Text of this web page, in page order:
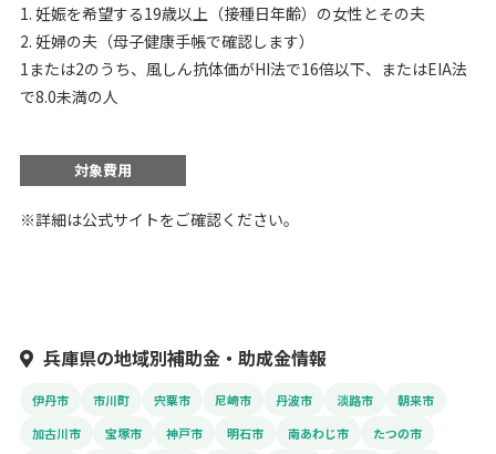
1. 妊娠を希望する19歳以上（接種日年齢）の女性とその夫
2. 妊婦の夫（母子健康手帳で確認します）
1または2のうち、風しん抗体価がHI法で16倍以下、またはEIA法
で8.0未満の人
対象費用
※詳細は公式サイトをご確認ください。
兵庫県の地域別補助金・助成金情報
伊丹市 市川町 宍粟市 尼崎市 丹波市 淡路市
朝来市
加古川市
宝塚市 神戸市 明石市 南あわじ市
たつの市